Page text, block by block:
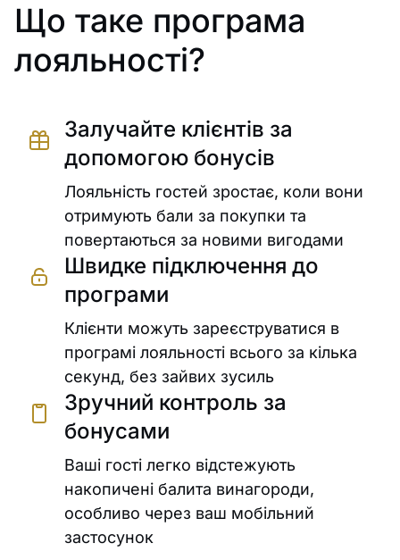
Що таке програма
лояльності?
Залучайте клієнтів за
допомогою бонусів
Лояльність гостей зростає, коли вони
отримують бали за покупки та
повертаються за новими вигодами
Швидке підключення до
програми
Клієнти можуть зареєструватися в
програмі лояльності всього за кілька
секунд, без зайвих зусиль
Зручний контроль за
бонусами
Ваші гості легко відстежують
накопичені балита винагороди,
особливо через ваш мобільний
застосунок